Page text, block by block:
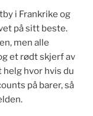
i Frankrike og
på sitt beste.
men alle
et rødt skjerf av
helg hvor hvis du
på barer, så